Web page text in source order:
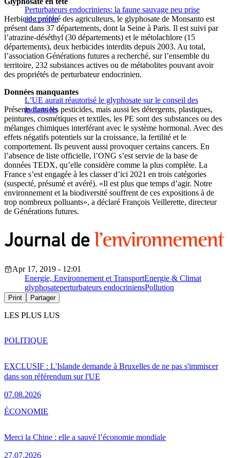
Perturbateurs endocriniens: la faune sauvage peu prise
en compte
Herbicide préféré des agriculteurs, le glyphosate de Monsanto est
présent dans 37 départements, dont la Seine à Paris. Il est suivi par
l’atrazine-déséthyl (30 départements) et le métolachlore (15
départements), deux herbicides interdits depuis 2003. Au total,
l’association Générations futures a recherché, sur l’ensemble du
territoire, 232 substances actives ou de métabolites pouvant avoir
des propriétés de perturbateur endocrinien.
L’UE aurait réautorisé le glyphosate sur le conseil des
industriels
Données manquantes
Présents dans les pesticides, mais aussi les détergents, plastiques,
peintures, cosmétiques et textiles, les PE sont des substances ou des
mélanges chimiques interférant avec le système hormonal. Avec des
effets négatifs potentiels sur la croissance, la fertilité et le
comportement. Ils peuvent aussi provoquer certains cancers. En
l’absence de liste officielle, l’ONG s’est servie de la base de
données TEDX, qu’elle considère comme la plus complète. La
France s’est engagée à les classer d’ici 2021 en trois catégories
(suspecté, présumé et avéré). «Il est plus que temps d’agir. Notre
environnement et la biodiversité souffrent de ces expositions à de
trop nombreux polluants», a déclaré François Veillerette, directeur
de Générations futures.
Apr 17, 2019 - 12:01
Energie, Environnement et TransportEnergie & Climat
glyphosateperturbateurs endocriniensPollution
Print Partager
LES PLUS LUS
EXCLUSIF : L'Islande demande à Bruxelles de ne pas s'immiscer
dans son référendum sur l'UE
07.08.2026
POLITIQUE
Merci la Chine : elle a sauvé l’économie mondiale
27.07.2026
ÉCONOMIE